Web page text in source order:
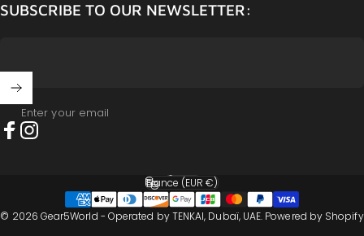
SUBSCRIBE TO OUR NEWSLETTER:
Enter your email
© 2026 Gear5World - Operated by TENKAI, Dubaï, UAE. Powered by Shopify
Language
Country/region
France (EUR €)